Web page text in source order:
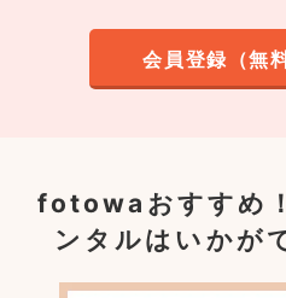
会員登録（無
fotowaおすすめ
ンタルはいかが